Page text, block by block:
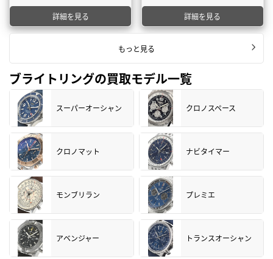
詳細を見る 詳細を見る
もっと見る
ブライトリングの買取モデル一覧
スーパーオーシャン クロノスペース
クロノマット ナビタイマー
モンブリラン プレミエ
アベンジャー トランスオーシャン